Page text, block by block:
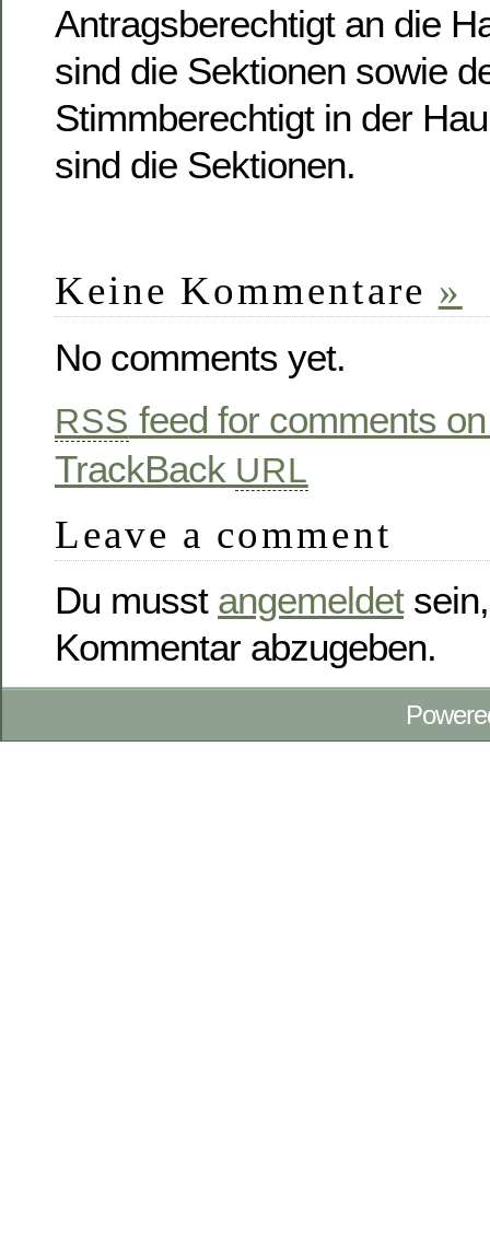
Antragsberechtigt an die
sind die Sektionen sowie
Stimmberechtigt in der
sind die Sektionen.
Keine Kommentare »
No comments yet.
RSS feed for comments
TrackBack URL
Leave a comment
Du musst angemeldet
Kommentar abzugeben.